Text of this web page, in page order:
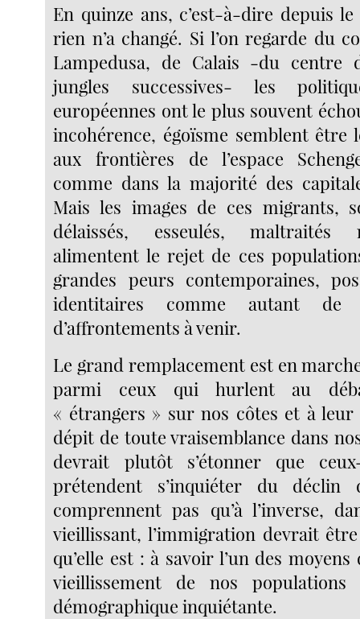
En quinze ans, c’est-à-dire depuis
rien n’a changé. Si l’on regarde du
Lampedusa, de Calais -du centre
jungles successives- les
européennes ont le plus souvent
incohérence, égoïsme semblent être
aux frontières de l’espace
comme dans la majorité des
Mais les images de ces migrants,
délaissés, esseulés, maltraités
alimentent le rejet de ces
grandes peurs contemporaines,
identitaires comme autant de
d’affrontements à venir.
Le grand remplacement est en
parmi ceux qui hurlent au
« étrangers » sur nos côtes et à leur
dépit de toute vraisemblance dans
devrait plutôt s’étonner que
prétendent s’inquiéter du déclin
comprennent pas qu’à l’inverse,
vieillissant, l’immigration devrait
qu’elle est : à savoir l’un des
vieillissement de nos
démographique inquiétante.